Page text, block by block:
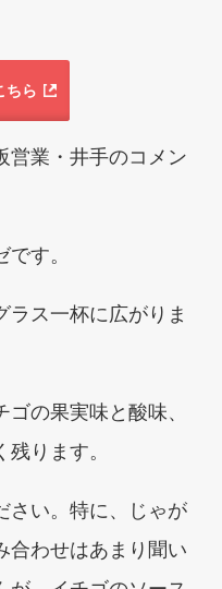
ちら
営業・井手のコメン
す。
ラス一杯に広がりま
の果実味と酸味、
ります。
さい。特に、じゃが
合わせはあまり聞い